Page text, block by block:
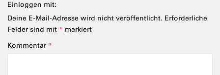
Einloggen mit:
Deine E-Mail-Adresse wird nicht veröffentlicht. Erforderliche
Felder sind mit * markiert
Kommentar *